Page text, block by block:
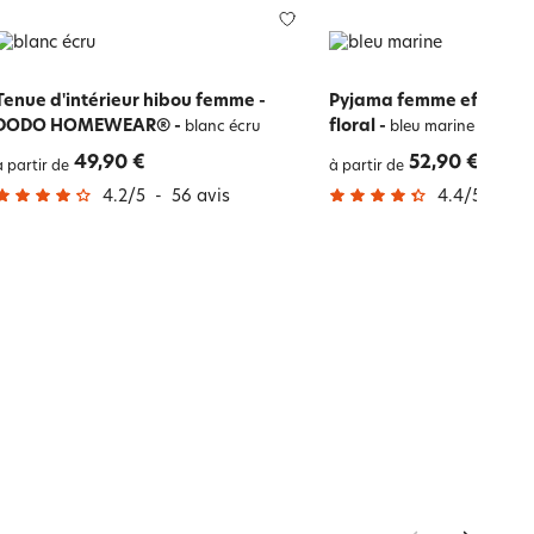
d'intérieur hibou femme -
HOMEWEAR®- blanc écru
partir de 49,90 €
4.2/5 - 56 avis
Pyjama femme effet
floral - bleu marine
à partir de 52,90 €
4.4/5